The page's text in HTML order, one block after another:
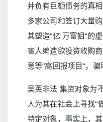
并负有巨额债务的真
多家公司和签订大量
其塑造“亿 万富姐”的
害人编造欲投资收购
意等“高回报项目”，骗
吴英非法 集资对象为
人为其在社会上寻找“
特定对象，事实上，